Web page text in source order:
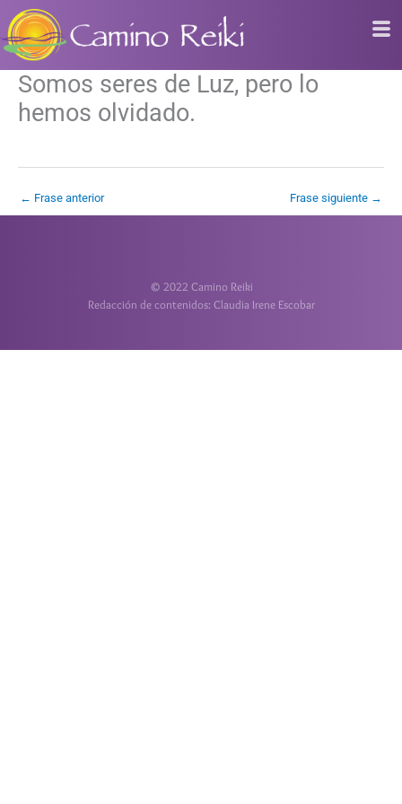
al
contenido
Somos seres de Luz, pero lo
hemos olvidado.
← Frase anterior Frase siguiente →
© 2022 Camino Reiki
Redacción de contenidos: Claudia Irene Escobar